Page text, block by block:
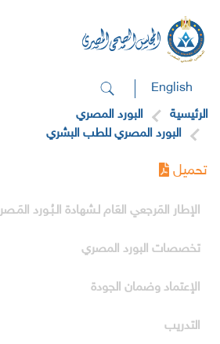
English
الرئيسية
البورد المصري
البورد المصري للطب البشري
تحميل
الإطار المَرجعي العَام لـشهادة الـبُـورد
تخصصات البورد المصري
الإعتماد وضمان الجودة
التدريب